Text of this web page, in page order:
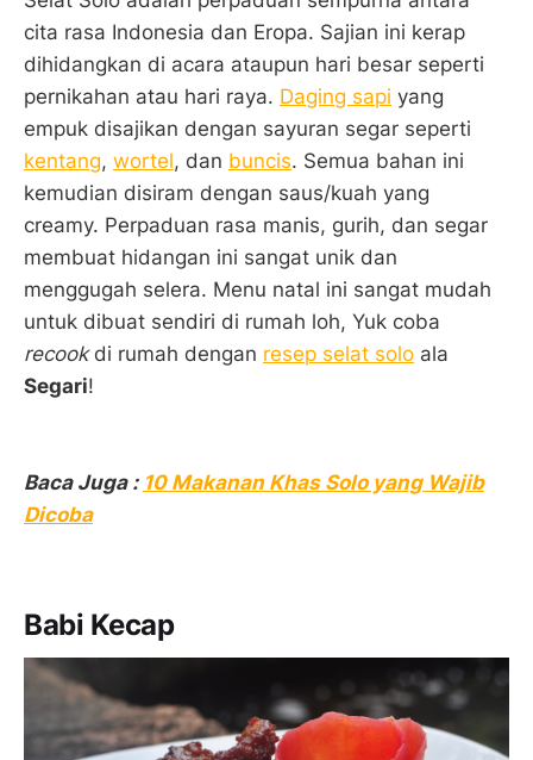
cita rasa Indonesia dan Eropa. Sajian ini kerap
dihidangkan di acara ataupun hari besar seperti
pernikahan atau hari raya. Daging sapi yang
empuk disajikan dengan sayuran segar seperti
kentang, wortel, dan buncis. Semua bahan ini
kemudian disiram dengan saus/kuah yang
creamy. Perpaduan rasa manis, gurih, dan segar
membuat hidangan ini sangat unik dan
menggugah selera. Menu natal ini sangat mudah
untuk dibuat sendiri di rumah loh, Yuk coba
recook di rumah dengan resep selat solo ala
Segari!
Baca Juga : 10 Makanan Khas Solo yang Wajib
Dicoba
Babi Kecap